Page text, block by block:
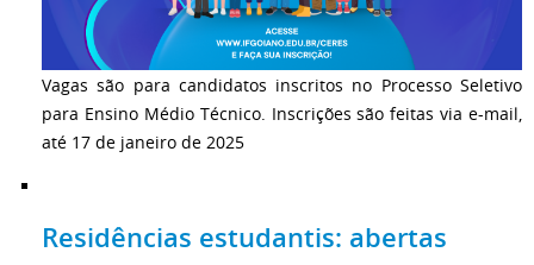
Vagas são para candidatos inscritos no Processo Seletivo
para Ensino Médio Técnico. Inscrições são feitas via e-mail,
até 17 de janeiro de 2025
Residências estudantis: abertas